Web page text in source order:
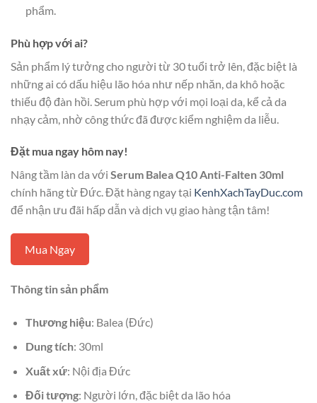
phẩm.
Phù hợp với ai?
Sản phẩm lý tưởng cho người từ 30 tuổi trở lên, đặc biệt là
những ai có dấu hiệu lão hóa như nếp nhăn, da khô hoặc
thiếu độ đàn hồi. Serum phù hợp với mọi loại da, kể cả da
nhạy cảm, nhờ công thức đã được kiểm nghiệm da liễu.
Đặt mua ngay hôm nay!
Nâng tầm làn da với Serum Balea Q10 Anti-Falten 30ml
chính hãng từ Đức. Đặt hàng ngay tại KenhXachTayDuc.com
để nhận ưu đãi hấp dẫn và dịch vụ giao hàng tận tâm!
Mua Ngay
Thông tin sản phẩm
Thương hiệu: Balea (Đức)
Dung tích: 30ml
Xuất xứ: Nội địa Đức
Đối tượng: Người lớn, đặc biệt da lão hóa